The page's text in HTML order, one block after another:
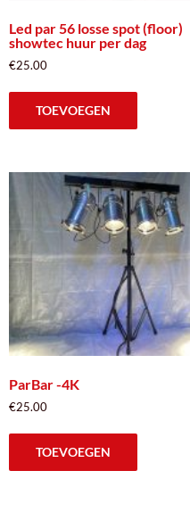
Led par 56 losse spot (floor)
showtec huur per dag
€25.00
TOEVOEGEN
ParBar -4K
€25.00
TOEVOEGEN